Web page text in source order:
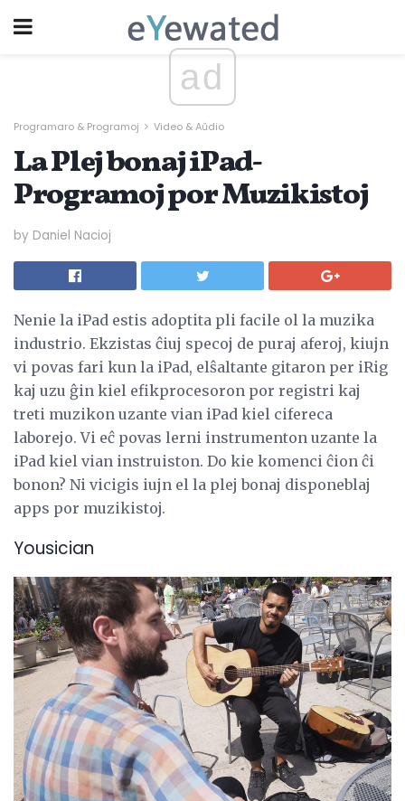
ad
Programaro & Programoj Video & Aŭdio
La Plej bonaj iPad-
Programoj por Muzikistoj
by Daniel Nacioj
Nenie la iPad estis adoptita pli facile ol la muzika
industrio. Ekzistas ĉiuj specoj de puraj aferoj, kiujn
vi povas fari kun la iPad, elŝaltante gitaron per iRig
kaj uzu ĝin kiel efikprocesoron por registri kaj
treti muzikon uzante vian iPad kiel cifereca
laborejo. Vi eĉ povas lerni instrumenton uzante la
iPad kiel vian instruiston. Do kie komenci ĉion ĉi
bonon? Ni vicigis iujn el la plej bonaj disponeblaj
apps por muzikistoj.
Yousician